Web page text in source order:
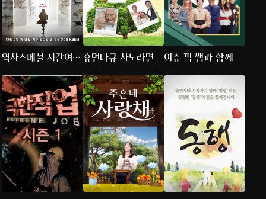
역사스페셜 시간여행
자
휴먼다큐 사노라면 이슈 픽 쌤과 함께